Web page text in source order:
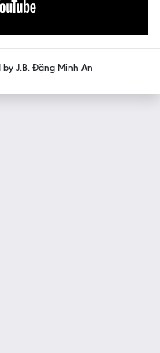
J.B. Đặng Minh An